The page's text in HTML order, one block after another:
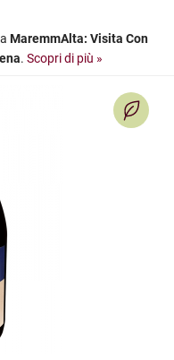
MaremmAlta: Visita Con
. Scopri di più »